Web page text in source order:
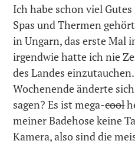
Ich habe schon viel
Spas und Thermen
in Ungarn, das erste Mal
irgendwie hatte ich nie
des Landes
Wochenende änderte
sagen? Es ist mega-cool
meiner Badehose keine
Kamera, also sind die